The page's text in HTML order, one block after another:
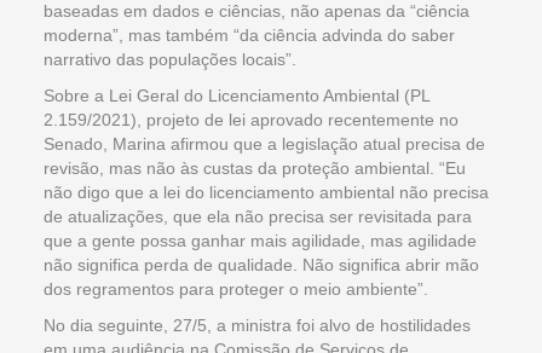
baseadas em dados e ciências, não apenas da “ciência
moderna”, mas também “da ciência advinda do saber
narrativo das populações locais”.
Sobre a Lei Geral do Licenciamento Ambiental (PL
2.159/2021), projeto de lei aprovado recentemente no
Senado, Marina afirmou que a legislação atual precisa de
revisão, mas não às custas da proteção ambiental. “Eu
não digo que a lei do licenciamento ambiental não precisa
de atualizações, que ela não precisa ser revisitada para
que a gente possa ganhar mais agilidade, mas agilidade
não significa perda de qualidade. Não significa abrir mão
dos regramentos para proteger o meio ambiente”.
No dia seguinte, 27/5, a ministra foi alvo de hostilidades